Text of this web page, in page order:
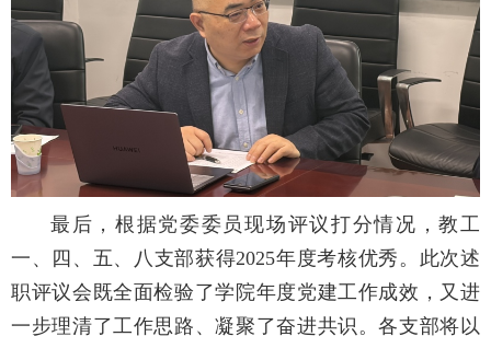
最后，根据党委委员现场评议打分情况，教工
一、四、五、八支部获得2025年度考核优秀。此次述
职评议会既全面检验了学院年度党建工作成效，又进
一步理清了工作思路、凝聚了奋进共识。各支部将以